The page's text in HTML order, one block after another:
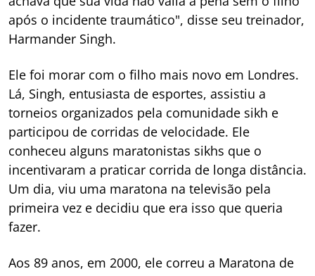
após o incidente traumático", disse seu treinador,
Harmander Singh.
Ele foi morar com o filho mais novo em Londres.
Lá, Singh, entusiasta de esportes, assistiu a
torneios organizados pela comunidade sikh e
participou de corridas de velocidade. Ele
conheceu alguns maratonistas sikhs que o
incentivaram a praticar corrida de longa distância.
Um dia, viu uma maratona na televisão pela
primeira vez e decidiu que era isso que queria
fazer.
Aos 89 anos, em 2000, ele correu a Maratona de